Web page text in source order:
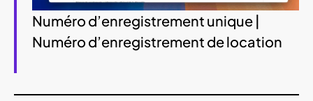
Numéro d’enregistrement unique |
Numéro d’enregistrement de location